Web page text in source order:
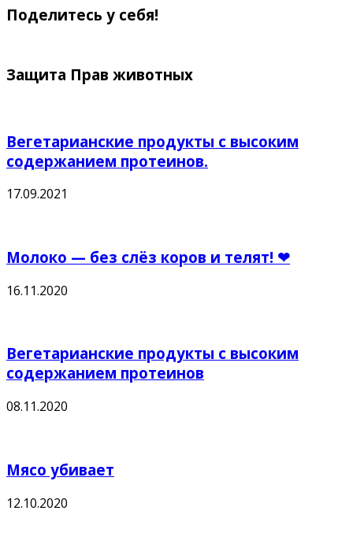
Поделитесь у себя!
Защита Прав животных
Вегетарианские продукты с высоким
содержанием протеинов.
17.09.2021
Молоко — без слёз коров и телят! ❤
16.11.2020
Вегетарианские продукты с высоким
содержанием протеинов
08.11.2020
Мясо убивает
12.10.2020